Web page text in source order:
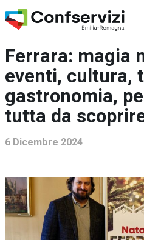
Ferrara: magia
eventi, cultura,
gastronomia,
tutta da
6 Dicembre 2024